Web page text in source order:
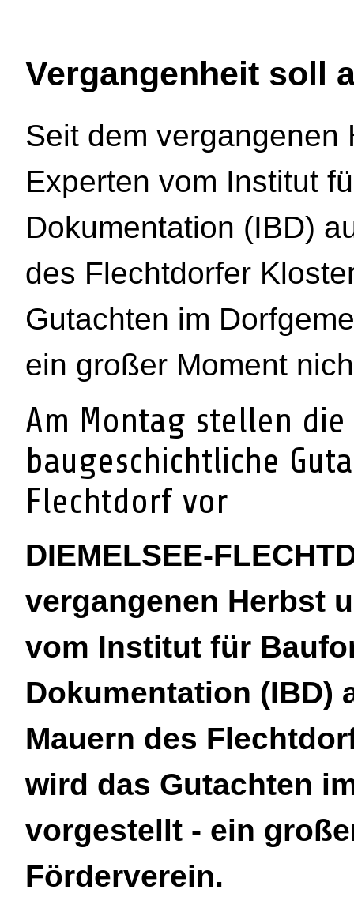
Vergangenheit soll
Seit dem
Experten vom Institut
Dokumentation (IBD)
des Flechtdorfer
Gutachten im
ein großer Moment
Am Montag stellen
baugeschichtliche
Flechtdorf vor
DIEMELSEE-
vergangenen Herbst
vom Institut für
Dokumentation (IBD)
Mauern des
wird das Gutachten
vorgestellt - ein
Förderverein.